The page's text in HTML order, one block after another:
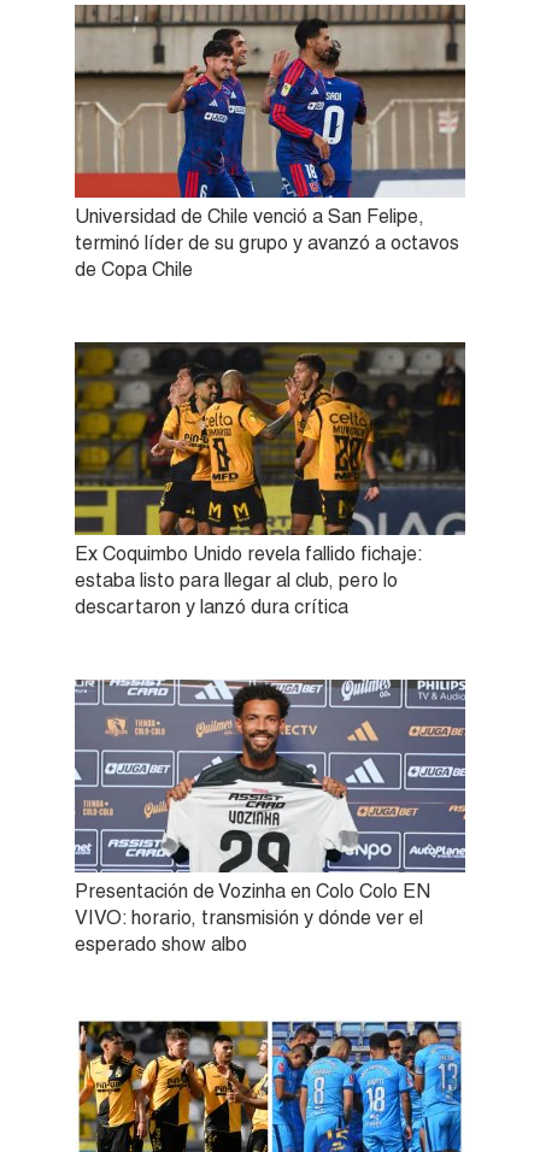
Universidad de Chile venció a San Felipe,
terminó líder de su grupo y avanzó a octavos
de Copa Chile
Ex Coquimbo Unido revela fallido fichaje:
estaba listo para llegar al club, pero lo
descartaron y lanzó dura crítica
Presentación de Vozinha en Colo Colo EN
VIVO: horario, transmisión y dónde ver el
esperado show albo